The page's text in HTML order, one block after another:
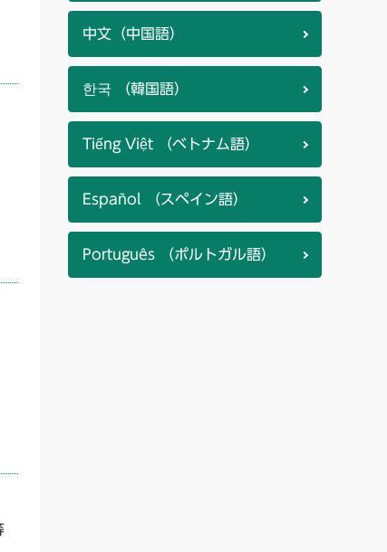
中文（中国語）
한국 （韓国語）
Tiếng Việt （ベトナム語）
Español （スペイン語）
Português （ポルトガル語）